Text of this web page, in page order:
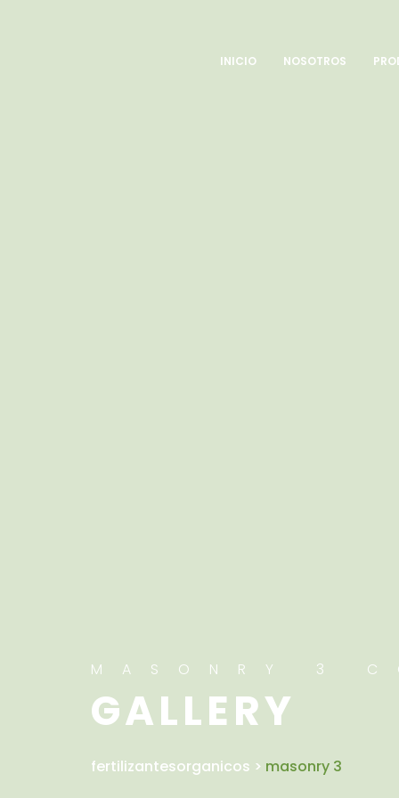
INICIO NOSOTROS
MASONRY 3
GALLERY
fertilizantesorganicos > masonry 3